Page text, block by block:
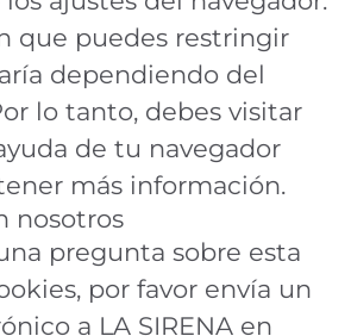
que puedes restringir
dependiendo del
lo tanto, debes visitar
de tu navegador
más información.
nosotros
pregunta sobre esta
por favor envía un
a LA SIRENA en